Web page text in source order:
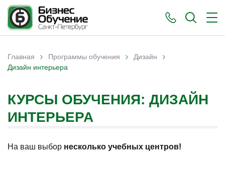
Вы здесь
Главная › Программы обучения › Дизайн ›
Дизайн интерьера
КУРСЫ ОБУЧЕНИЯ: ДИЗАЙН
ИНТЕРЬЕРА
На ваш выбор несколько учебных центров!